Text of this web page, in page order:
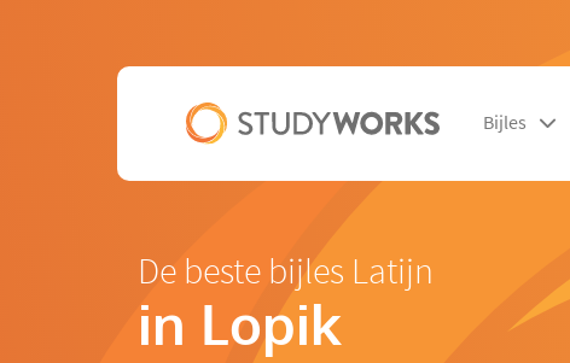
Bijles
De beste bijles Latijn
in Lopik